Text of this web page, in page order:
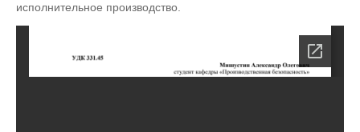
исполнительное производство.